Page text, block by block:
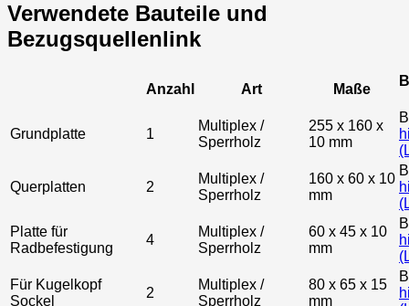
Verwendete Bauteile und
Bezugsquellenlink
Anzahl Art Maße
Grundplatte 1
Multiplex /
Sperrholz
255 x 160 x
10 mm
Querplatten 2
Multiplex /
Sperrholz
160 x 60 x 10
mm
Platte für
Radbefestigung
4
Multiplex /
Sperrholz
60 x 45 x 10
mm
Für Kugelkopf
Sockel
2
Multiplex /
Sperrholz
80 x 65 x 15
mm